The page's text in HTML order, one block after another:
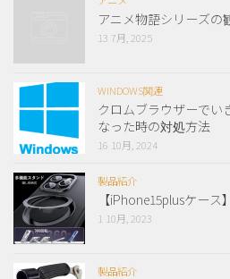
アニメ物語シリーズの
13 7月, 2025
WINDOWS関連
クロムブラウザーでい
なった時の対処方法
16 10月, 2024
製品紹介
【iPhone15plusケー
1 10月, 2023
製品紹介